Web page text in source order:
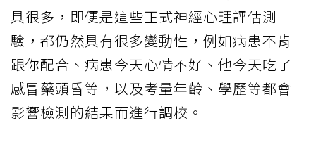
具很多，即便是這些正式神經心理評估測
驗，都仍然具有很多變動性，例如病患不肯
跟你配合、病患今天心情不好、他今天吃了
感冒藥頭昏等，以及考量年齡、學歷等都會
影響檢測的結果而進行調校。